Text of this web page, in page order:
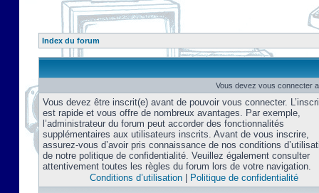
Index du forum
Vous devez vous connecter
Vous devez être inscrit(e) avant de pouvoir vous connecter.
est rapide et vous offre de nombreux avantages. Par exemple,
l’administrateur du forum peut accorder des fonctionnalités
supplémentaires aux utilisateurs inscrits. Avant de vous inscrire,
assurez-vous d’avoir pris connaissance de nos conditions
de notre politique de confidentialité. Veuillez également consulter
attentivement toutes les règles du forum lors de votre navigation.
Conditions d’utilisation| Politique de confidentialité